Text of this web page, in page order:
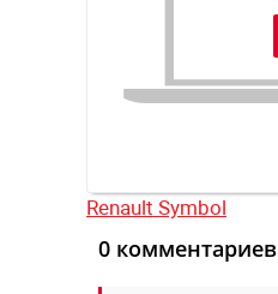
Renault Symbol
0 комментариев